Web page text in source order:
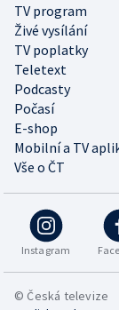
TV program
Živé vysílání
TV poplatky
Teletext
Podcasty
Počasí
E-shop
Mobilní a TV
Vše o ČT
Instagram
© Česká televize